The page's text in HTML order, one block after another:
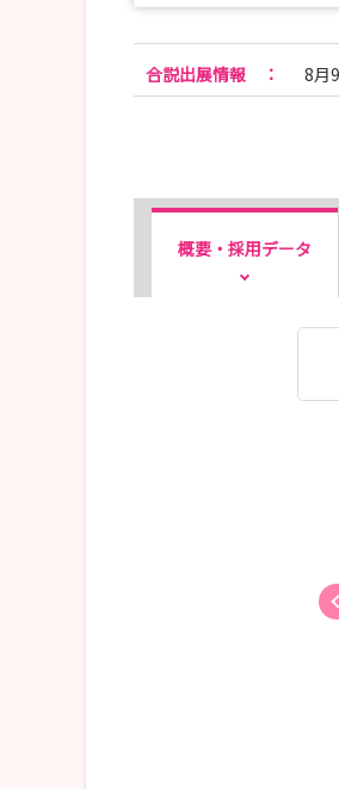
合説出展情報 ： 8月
概要・採用データ